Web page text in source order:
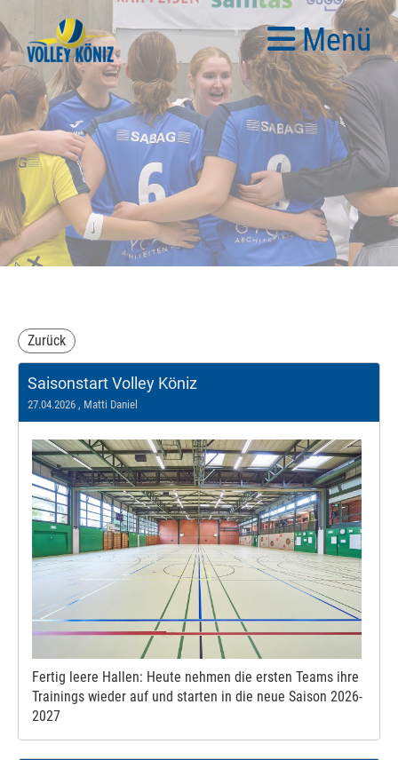
Menü
Zurück
Saisonstart Volley Köniz
27.04.2026 , Matti Daniel
Fertig leere Hallen: Heute nehmen die ersten Teams ihre
Trainings wieder auf und starten in die neue Saison 2026-
2027